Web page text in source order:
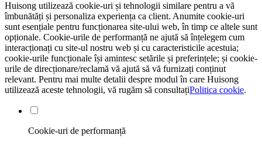
Huisong utilizează cookie-uri și tehnologii similare pentru a vă
îmbunătăți și personaliza experiența ca client. Anumite cookie-uri
sunt esențiale pentru funcționarea site-ului web, în ​​timp ce altele sunt
opționale. Cookie-urile de performanță ne ajută să înțelegem cum
interacționați cu site-ul nostru web și cu caracteristicile acestuia;
cookie-urile funcționale își amintesc setările și preferințele; și cookie-
urile de direcționare/reclamă vă ajută să vă furnizați conținut
relevant. Pentru mai multe detalii despre modul în care Huisong
utilizează aceste tehnologii, vă rugăm să consultațiPolitica cookie.
Cookie-uri de performanță